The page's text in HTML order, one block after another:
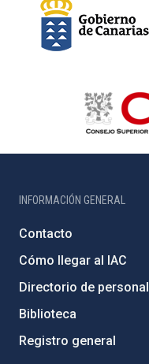
INFORMACIÓN GENERAL
Contacto
Cómo llegar al IAC
Directorio de personal
Biblioteca
Registro general